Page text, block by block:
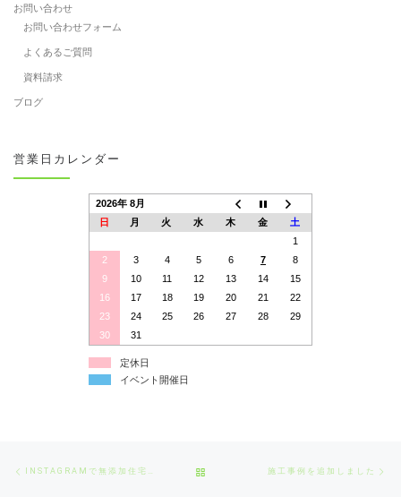
お問い合わせ
お問い合わせフォーム
よくあるご質問
資料請求
ブログ
営業日カレンダー
2026年 8月
日 月 火 水 木 金 土
1
2
3 4 5 6 7
8
9
10 11 12 13 14
15
16
17 18 19 20 21
22
23
24 25 26 27 28
29
30
31
定休日
イベント開催日
Post
navigation
施工事例を追加しました